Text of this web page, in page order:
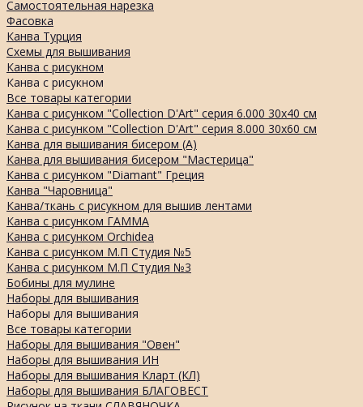
Самостоятельная нарезка
Фасовка
Канва Турция
Схемы для вышивания
Канва с рисукном
Канва с рисукном
Все товары категории
Канва с рисунком "Collection D'Art" серия 6.000 30х40 см
Канва с рисунком "Collection D'Art" серия 8.000 30х60 см
Канва для вышивания бисером (А)
Канва для вышивания бисером "Мастерица"
Канва с рисунком "Diamant" Греция
Канва "Чаровница"
Канва/ткань с рисукном для вышив лентами
Канва с рисунком ГАММА
Канва с рисунком Orchidea
Канва с рисунком М.П Студия №5
Канва с рисунком М.П Студия №3
Бобины для мулине
Наборы для вышивания
Наборы для вышивания
Все товары категории
Наборы для вышивания "Овен"
Наборы для вышивания ИН
Наборы для вышивания Кларт (КЛ)
Наборы для вышивания БЛАГОВЕСТ